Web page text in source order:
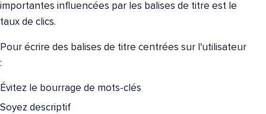
importantes influencées par les balises de titre est le
taux de clics.
Pour écrire des balises de titre centrées sur l'utilisateur
:
Évitez le bourrage de mots-clés
Soyez descriptif